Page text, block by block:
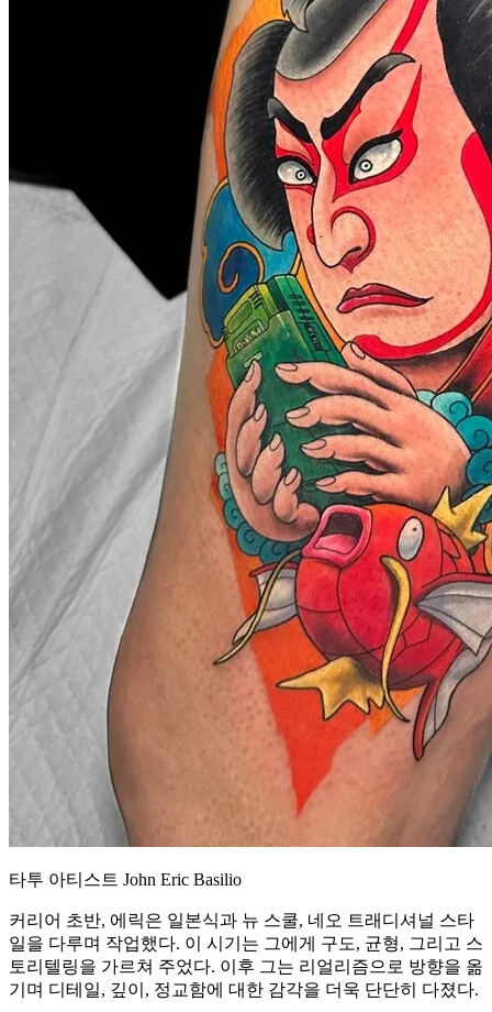
타투 아티스트 John Eric Basilio
커리어 초반, 에릭은 일본식과 뉴 스쿨, 네오 트래디셔널 스타
일을 다루며 작업했다. 이 시기는 그에게 구도, 균형, 그리고 스
토리텔링을 가르쳐 주었다. 이후 그는 리얼리즘으로 방향을 옮
기며 디테일, 깊이, 정교함에 대한 감각을 더욱 단단히 다졌다.